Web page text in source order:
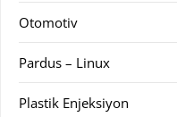
Otomotiv
Pardus – Linux
Plastik Enjeksiyon